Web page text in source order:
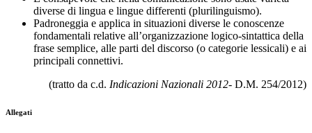
diverse di lingua e lingue differenti (plurilinguismo).
Padroneggia e applica in situazioni diverse le conoscenze
fondamentali relative all’organizzazione logico-sintattica della
frase semplice, alle parti del discorso (o categorie lessicali) e ai
principali connettivi.
(tratto da c.d. Indicazioni Nazionali 2012- D.M. 254/2012)
Allegati